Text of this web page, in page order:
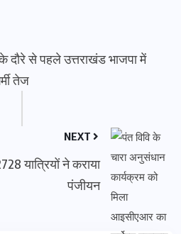
के दौरे से पहले उत्तराखंड भाजपा में
तेज
NEXT
यात्रियों ने कराया
पंजीयन